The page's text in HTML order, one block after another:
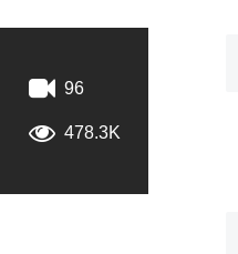
96
478.3K